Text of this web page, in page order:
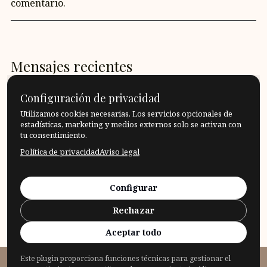
comentario.
Mensajes recientes
¿Y si doblamos esa hoja de papel así?
¿Qué es un acto altruista?
Qué significa tener tacto?
¿Qué frontera debo aceptar, qué frontera debo
traspasar?
¡Eso es lógico! ¿En qué consiste «ser lógico»?
Configuración de privacidad
Utilizamos cookies necesarias. Los servicios opcionales de
estadísticas, marketing y medios externos solo se activan con
tu consentimiento.
Política de privacidadAviso legal
Configurar
Rechazar
Aceptar todo
Este plugin proporciona funciones técnicas para gestionar el